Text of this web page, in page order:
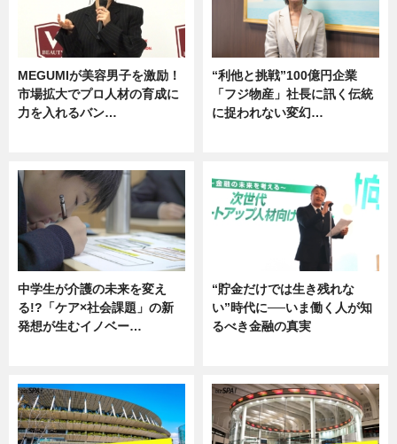
MEGUMIが美容男子を激励！
市場拡大でプロ人材の育成に
力を入れるバン…
“利他と挑戦”100億円企業
「フジ物産」社長に訊く伝統
に捉われない変幻…
中学生が介護の未来を変え
る!?「ケア×社会課題」の新
発想が生むイノベー…
“貯金だけでは生き残れな
い”時代に──いま働く人が知
るべき金融の真実